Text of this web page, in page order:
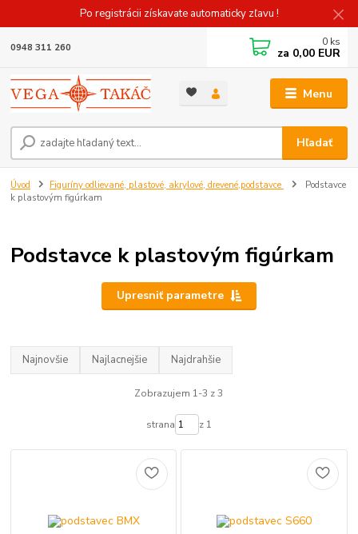
Po registrácii získavate automaticky zľavu !
Menu
Hľadať
0948 311 260 0 ks
za 0,00 EUR
Úvod Figuríny odlievané, plastové, akrylové, drevené,podstavce
Podstavce
k plastovým figúrkam
Podstavce k plastovým figúrkam
Upresniť parametre
Najnovšie Najlacnejšie Najdrahšie
Zobrazujem 1-3 z 3
strana z 1